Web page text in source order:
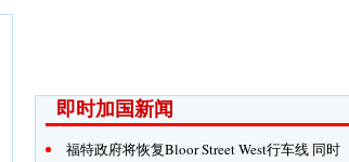
即时加国新闻
福特政府将恢复Bloor Street West行车线 同时